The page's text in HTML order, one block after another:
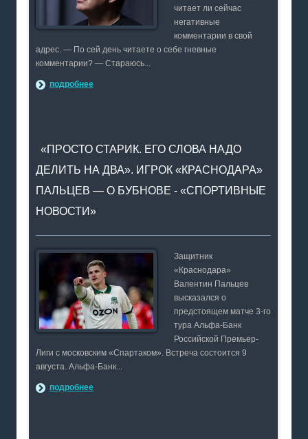
читает ли сейчас
негативные
комментарии в свой
адрес. — По сей день читаете о себе гневные
комментарии? — Стараюсь...
подробнее
«ПРОСТО СТАРИК. ЕГО СЛОВА НАДО
ДЕЛИТЬ НА ДВА». ИГРОК «КРАСНОДАРА»
ПАЛЬЦЕВ — О БУБНОВЕ - «СПОРТИВНЫЕ
НОВОСТИ»
Защитник
«Краснодара»
Валентин Пальцев
высказался о
предстоящем матче 3-го
тура Альфа-Банк
Российской Премьер-
Лиги с московским «Спартаком». Встреча состоится 9
августа. Альфа-Банк...
подробнее